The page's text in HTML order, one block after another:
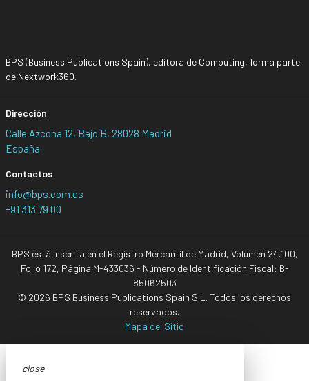
BPS (Business Publications Spain), editora de Computing, forma parte
de Nextwork360.
Dirección
Calle Azcona 12, Bajo B, 28028 Madrid
España
Contactos
info@bps.com.es
+91 313 79 00
BPS está inscrita en el Registro Mercantil de Madrid, Volumen 24.100,
Folio 172, Página M-433036 - Número de Identificación Fiscal: B-
85062503
© 2026 BPS Business Publications Spain S.L. Todos los derechos
reservados.
Mapa del Sitio
close